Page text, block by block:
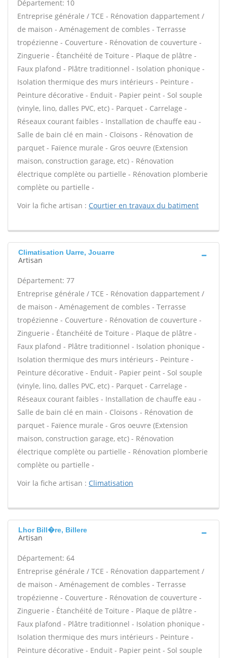
Département: 10
Entreprise générale / TCE - Rénovation dappartement /
de maison - Aménagement de combles - Terrasse
tropézienne - Couverture - Rénovation de couverture -
Zinguerie - Étanchéité de Toiture - Plaque de plâtre -
Faux plafond - Plâtre traditionnel - Isolation phonique -
Isolation thermique des murs intérieurs - Peinture -
Peinture décorative - Enduit - Papier peint - Sol souple
(vinyle, lino, dalles PVC, etc) - Parquet - Carrelage -
Réseaux courant faibles - Installation de chauffe eau -
Salle de bain clé en main - Cloisons - Rénovation de
parquet - Faïence murale - Gros oeuvre (Extension
maison, construction garage, etc) - Rénovation
électrique complète ou partielle - Rénovation plomberie
complète ou partielle -
Voir la fiche artisan : Courtier en travaux du batiment
Climatisation Uarre, Jouarre
Artisan
Département: 77
Entreprise générale / TCE - Rénovation dappartement /
de maison - Aménagement de combles - Terrasse
tropézienne - Couverture - Rénovation de couverture -
Zinguerie - Étanchéité de Toiture - Plaque de plâtre -
Faux plafond - Plâtre traditionnel - Isolation phonique -
Isolation thermique des murs intérieurs - Peinture -
Peinture décorative - Enduit - Papier peint - Sol souple
(vinyle, lino, dalles PVC, etc) - Parquet - Carrelage -
Réseaux courant faibles - Installation de chauffe eau -
Salle de bain clé en main - Cloisons - Rénovation de
parquet - Faïence murale - Gros oeuvre (Extension
maison, construction garage, etc) - Rénovation
électrique complète ou partielle - Rénovation plomberie
complète ou partielle -
Voir la fiche artisan : Climatisation
Lhor Bill�re, Billere
Artisan
Département: 64
Entreprise générale / TCE - Rénovation dappartement /
de maison - Aménagement de combles - Terrasse
tropézienne - Couverture - Rénovation de couverture -
Zinguerie - Étanchéité de Toiture - Plaque de plâtre -
Faux plafond - Plâtre traditionnel - Isolation phonique -
Isolation thermique des murs intérieurs - Peinture -
Peinture décorative - Enduit - Papier peint - Sol souple